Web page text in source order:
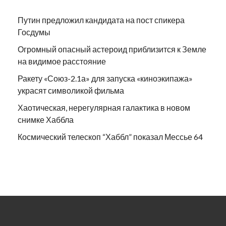
Путин предложил кандидата на пост спикера
Госдумы
Огромный опасный астероид приблизится к Земле
на видимое расстояние
Ракету «Союз-2.1а» для запуска «киноэкипажа»
украсят символикой фильма
Хаотическая, нерегулярная галактика в новом
снимке Хаббла
Космический телескоп “Хаббл” показал Мессье 64